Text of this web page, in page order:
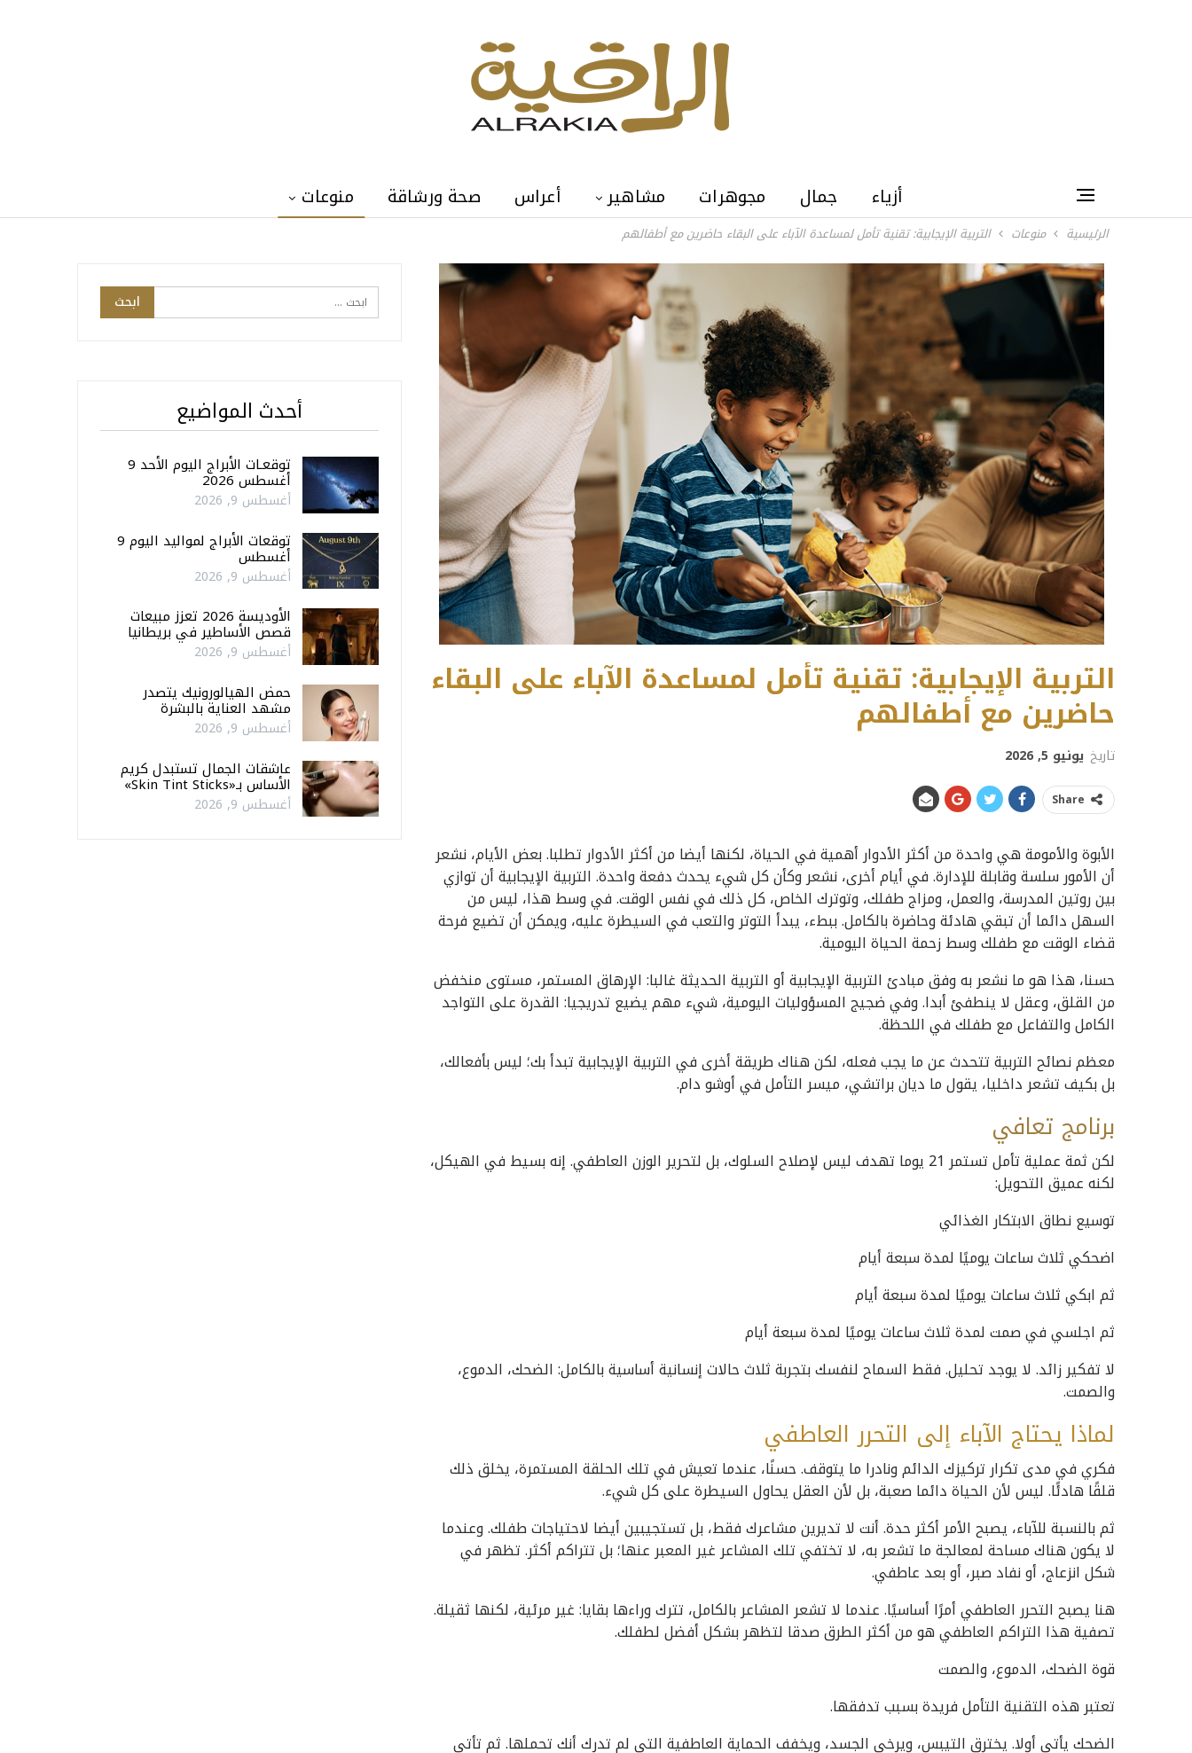
أزياء جمال مجوهرات مشاهير أعراس صحة ورشاقة منوعات
الرئيسية منوعات التربية الإيجابية: تقنية تأمل لمساعدة الآباء على البقاء حاضرين مع أطفالهم
التربية الإيجابية: تقنية تأمل لمساعدة الآباء على البقاء
حاضرين مع أطفالهم
تاريخ يونيو 5, 2026
Share
الأبوة والأمومة هي واحدة من أكثر الأدوار أهمية في الحياة، لكنها أيضا من أكثر الأدوار تطلبا. بعض الأيام، نشعر
أن الأمور سلسة وقابلة للإدارة. في أيام أخرى، نشعر وكأن كل شيء يحدث دفعة واحدة. التربية الإيجابية أن توازي
بين روتين المدرسة، والعمل، ومزاج طفلك، وتوترك الخاص، كل ذلك في نفس الوقت. في وسط هذا، ليس من
السهل دائما أن تبقي هادئة وحاضرة بالكامل. ببطء، يبدأ التوتر والتعب في السيطرة عليه، ويمكن أن تضيع فرحة
قضاء الوقت مع طفلك وسط زحمة الحياة اليومية.
حسنا، هذا هو ما نشعر به وفق مبادئ التربية الإيجابية أو التربية الحديثة غالبا: الإرهاق المستمر، مستوى منخفض
من القلق، وعقل لا ينطفئ أبدا. وفي ضجيج المسؤوليات اليومية، شيء مهم يضيع تدريجيا: القدرة على التواجد
الكامل والتفاعل مع طفلك في اللحظة.
معظم نصائح التربية تتحدث عن ما يجب فعله، لكن هناك طريقة أخرى في التربية الإيجابية تبدأ بك؛ ليس بأفعالك،
بل بكيف تشعر داخليا، يقول ما ديان براتشي، ميسر التأمل في أوشو دام.
برنامج تعافي
لكن ثمة عملية تأمل تستمر 21 يوما تهدف ليس لإصلاح السلوك، بل لتحرير الوزن العاطفي. إنه بسيط في الهيكل،
لكنه عميق التحويل:
توسيع نطاق الابتكار الغذائي
اضحكي ثلاث ساعات يوميًا لمدة سبعة أيام
ثم ابكي ثلاث ساعات يوميًا لمدة سبعة أيام
ثم اجلسي في صمت لمدة ثلاث ساعات يوميًا لمدة سبعة أيام
لا تفكير زائد. لا يوجد تحليل. فقط السماح لنفسك بتجربة ثلاث حالات إنسانية أساسية بالكامل: الضحك، الدموع،
والصمت.
لماذا يحتاج الآباء إلى التحرر العاطفي
فكري في مدى تكرار تركيزك الدائم ونادرا ما يتوقف. حسنًا، عندما تعيش في تلك الحلقة المستمرة، يخلق ذلك
قلقًا هادئًا. ليس لأن الحياة دائما صعبة، بل لأن العقل يحاول السيطرة على كل شيء.
ثم بالنسبة للآباء، يصبح الأمر أكثر حدة. أنت لا تديرين مشاعرك فقط، بل تستجيبين أيضا لاحتياجات طفلك. وعندما
لا يكون هناك مساحة لمعالجة ما تشعر به، لا تختفي تلك المشاعر غير المعبر عنها؛ بل تتراكم أكثر. تظهر في
شكل انزعاج، أو نفاد صبر، أو بعد عاطفي.
هنا يصبح التحرر العاطفي أمرًا أساسيًا. عندما لا تشعر المشاعر بالكامل، تترك وراءها بقايا: غير مرئية، لكنها ثقيلة.
تصفية هذا التراكم العاطفي هو من أكثر الطرق صدقا لتظهر بشكل أفضل لطفلك.
قوة الضحك، الدموع، والصمت
تعتبر هذه التقنية التأمل فريدة بسبب تدفقها.
الضحك يأتي أولا. يخترق التيبس، ويرخي الجسد، ويخفف الحماية العاطفية التي لم تدرك أنك تحملها. ثم تأتي
أحدث المواضيع
توقعـات الأبراج اليوم الأحد 9
أغسطس 2026
أغسطس 9, 2026
توقعات الأبراج لمواليد اليوم 9
أغسطس
أغسطس 9, 2026
الأوديسة 2026 تعزز مبيعات
قصص الأساطير في بريطانيا
أغسطس 9, 2026
حمض الهيالورونيك يتصدر
مشهد العناية بالبشرة
أغسطس 9, 2026
عاشقات الجمال تستبدل كريم
الأساس بـ«Skin Tint Sticks»
أغسطس 9, 2026